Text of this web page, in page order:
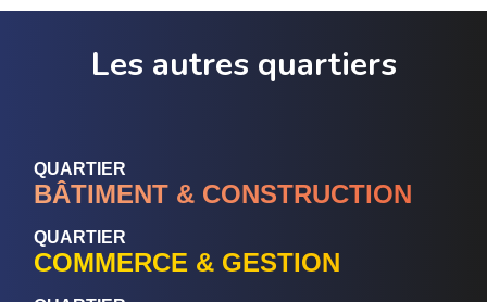
Les autres quartiers
QUARTIER
BÂTIMENT & CONSTRUCTION
QUARTIER
COMMERCE & GESTION